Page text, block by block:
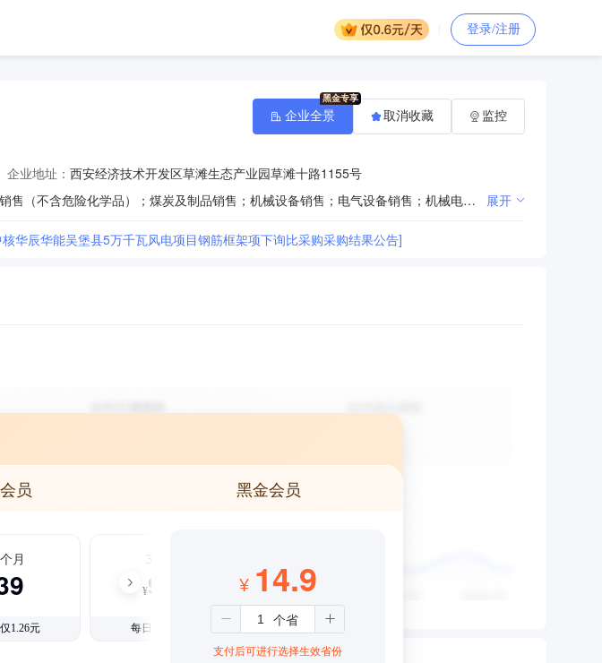
登录/注册
企业地址： 西安经济技术开发区草滩生态产业园草滩十路1155号
一般项目：建筑材料销售；金属材料销售；水泥制品销售；石油制品销售（不含危险化学品）；煤炭及制品销售；机械设备销售；电气设备销售；机械电气设备销售；通讯设备销售；电子专用设备销售；特种设备销售；金属矿石销售；金属制品销售；金属结构销售；高品质特种钢铁材料销售；有色金属合金销售；高性能有色金属及合金材料销售；电子元器件与机电组件设备销售；电子产品销售；非金属矿及制品销售；石棉水泥制品销售；砼结构构件销售；消防器材销售；涂料销售（不含危险化学品）；建筑装饰材料销售；轻质建筑材料销售；安防设备销售；五金产品批发；五金产品零售；高铁设备、配件销售；铁路运输基础设备销售；电气信号设备装置销售；化工产品销售（不含许可类化工产品）；仪器仪表销售；专用化学产品销售（不含危险化学品）；纸制品销售；电工器材销售；轨道交通专用设备、关键系统及部件销售；铁路机车车辆配件销售；轨道交通工程机械及部件销售；建筑工程用机械销售；光伏设备及元器件销售；电线、电缆经营；电力设施器材销售；光缆销售；建筑砌块销售；橡胶制品销售；塑料制品销售；办公用品销售；办公设备销售；汽车零配件零售；汽车零部件研发；第一类医疗器械销售；第二类医疗器械销售；风力发电机组及零部件销售；电池销售；润滑油销售；汽车销售；技术服务、技术开发、技术咨询、技术交流、技术转让、技术推广；互联网销售（除销售需要许可的商品）；信息技术咨询服务；工程管理服务；大数据服务；供应链管理服务；人工智能应用软件开发；人工智能公共数据平台；人工智能公共服务平台技术咨询服务；国内货物运输代理；招投标代理服务；普通货物仓储服务（不含危险化学品等需许可审批的项目）；成品油批发（不含危险化学品）；会议及展览服务；机械设备租赁；国内贸易代理；市场调查（不含涉外调查）；办公设备租赁服务；建筑工程机械与设备租赁；仓储设备租赁服务；光伏发电设备租赁；货物进出口；技术进出口。(除依法须经批准的项目外，凭营业执照依法自主开展经营活动) 展开
华辰华能吴堡县5万千瓦风电项目钢筋框架项下询比采购采购结果公告]
企业全景 取消收藏 监控
员 黑金会员
月
1.26元
3个月
¥99
每日仅1.08元
¥ 14.9
支付后可进行选择生效省份